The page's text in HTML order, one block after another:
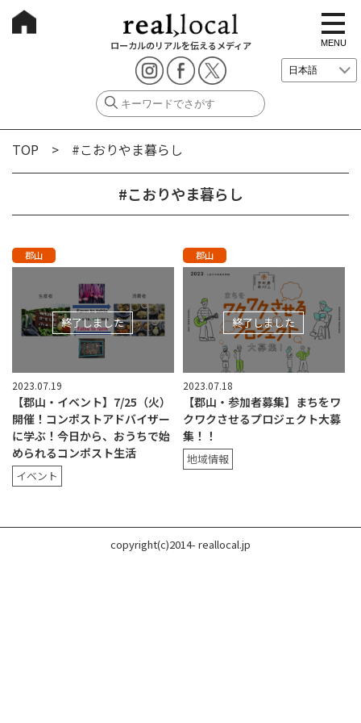
ローカルのリアルを伝えるメディア
t
o
g
g
e
i
i
MENU
TOP > #こおりやま暮らし
#こおりやま暮らし
郡山
終了しました
2023.07.19
【郡山・イベント】7/25（火）
開催！コンポストアドバイザー
に学ぶ！今日から、おうちで始
められるコンポスト生活
イベント
郡山
終了しました
2023.07.18
【郡山・参加者募集】まちをワ
クワクさせるプロジェクト大募
集！！
地域情報
copyright(c)2014- reallocal.jp